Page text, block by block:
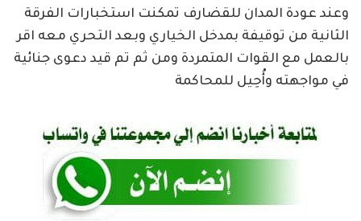
وعند عودة المدان للقضارف تمكنت استخبارات الفرقة
الثانية من توقيفة بمدخل الخياري وبعد التحري معه اقر
بالعمل مع القوات المتمردة ومن ثم تم قيد دعوى جنائية
في مواجهته وأُحِيل للمحاكمة